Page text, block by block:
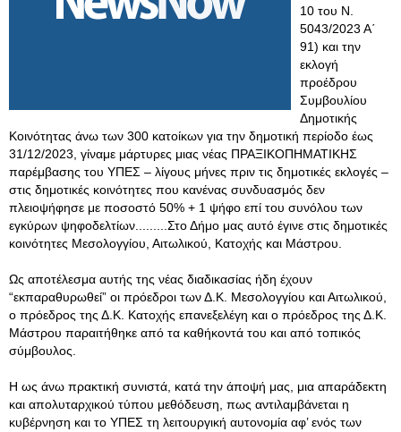
10 του Ν.
5043/2023 Α΄
91) και την
εκλογή
προέδρου
Συμβουλίου
Δημοτικής
Κοινότητας άνω των 300 κατοίκων για την δημοτική περίοδο έως
31/12/2023, γίναμε μάρτυρες μιας νέας ΠΡΑΞΙΚΟΠΗΜΑΤΙΚΗΣ
παρέμβασης του ΥΠΕΣ – λίγους μήνες πριν τις δημοτικές εκλογές –
στις δημοτικές κοινότητες που κανένας συνδυασμός δεν
πλειοψήφησε με ποσοστό 50% + 1 ψήφο επί του συνόλου των
εγκύρων ψηφοδελτίων.........Στο Δήμο μας αυτό έγινε στις δημοτικές
κοινότητες Μεσολογγίου, Αιτωλικού, Κατοχής και Μάστρου.
Ως αποτέλεσμα αυτής της νέας διαδικασίας ήδη έχουν
“εκπαραθυρωθεί” οι πρόεδροι των Δ.Κ. Μεσολογγίου και Αιτωλικού,
ο πρόεδρος της Δ.Κ. Κατοχής επανεξελέγη και ο πρόεδρος της Δ.Κ.
Μάστρου παραιτήθηκε από τα καθήκοντά του και από τοπικός
σύμβουλος.
Η ως άνω πρακτική συνιστά, κατά την άποψή μας, μια απαράδεκτη
και απολυταρχικού τύπου μεθόδευση, πως αντιλαμβάνεται η
κυβέρνηση και το ΥΠΕΣ τη λειτουργική αυτονομία αφ’ ενός των